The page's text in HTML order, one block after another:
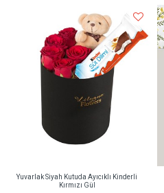
Yuvarlak Siyah Kutuda Ayıcıklı Kinderli
Kırmızı Gül